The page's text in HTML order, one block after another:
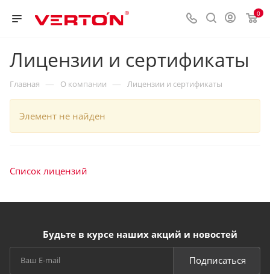
0
Лицензии и сертификаты
Главная — О компании — Лицензии и сертификаты
Элемент не найден
Список лицензий
Будьте в курсе наших акций и новостей
Подписаться